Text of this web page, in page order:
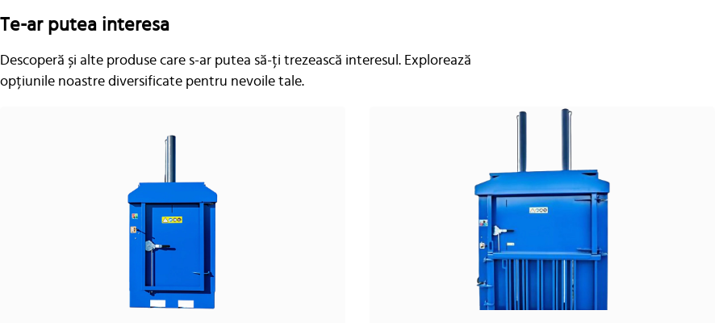
Te-ar putea interesa
Descoperă și alte produse care s-ar putea să-ți trezească interesul. Explorează
opțiunile noastre diversificate pentru nevoile tale.